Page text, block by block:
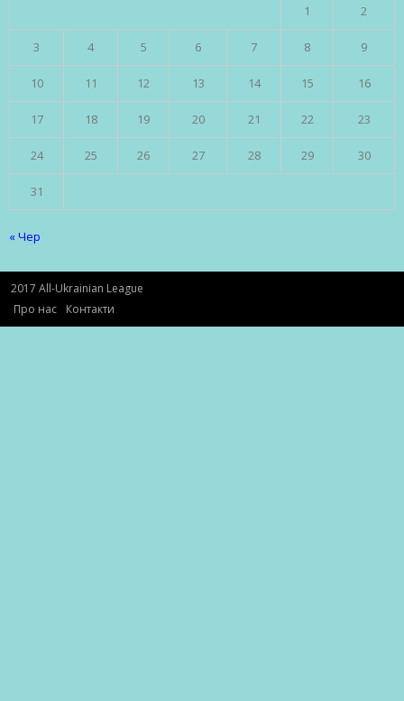
1 2
3 4 5 6 7 8 9
10 11 12 13 14 15 16
17 18 19 20 21 22 23
24 25 26 27 28 29 30
31
« Чер
2017 All-Ukrainian League
Про нас
Контакти